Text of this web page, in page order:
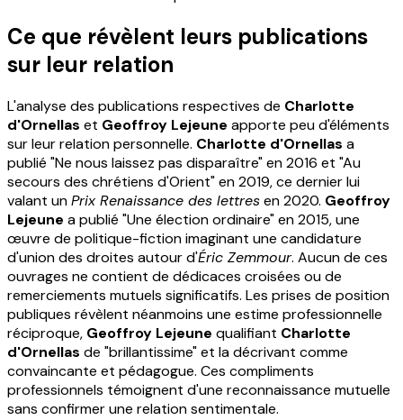
Ce que révèlent leurs publications
sur leur relation
L'analyse des publications respectives de Charlotte
d'Ornellas et Geoffroy Lejeune apporte peu d'éléments
sur leur relation personnelle. Charlotte d'Ornellas a
publié "Ne nous laissez pas disparaître" en 2016 et "Au
secours des chrétiens d'Orient" en 2019, ce dernier lui
valant unPrix Renaissance des lettresen 2020. Geoffroy
Lejeune a publié "Une élection ordinaire" en 2015, une
œuvre de politique-fiction imaginant une candidature
d'union des droites autour d'Éric Zemmour. Aucun de ces
ouvrages ne contient de dédicaces croisées ou de
remerciements mutuels significatifs. Les prises de position
publiques révèlent néanmoins une estime professionnelle
réciproque, Geoffroy Lejeune qualifiant Charlotte
d'Ornellas de "brillantissime" et la décrivant comme
convaincante et pédagogue. Ces compliments
professionnels témoignent d'une reconnaissance mutuelle
sans confirmer une relation sentimentale.